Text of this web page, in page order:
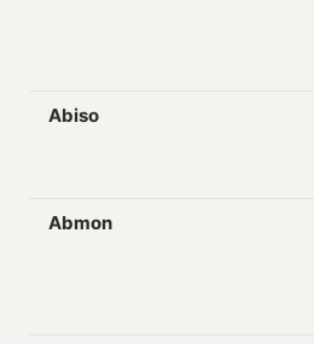
Abiso
Abmon